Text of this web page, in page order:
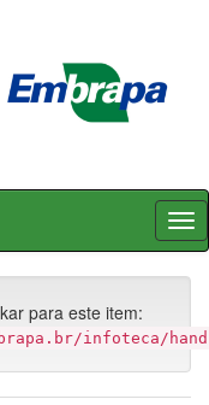
para este item:
infoteca/